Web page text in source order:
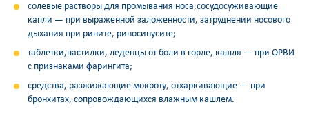
солевые растворы для промывания носа,сосудосуживающие
капли — при выраженной заложенности, затруднении носового
дыхания при рините, риносинусите;
таблетки,пастилки, леденцы от боли в горле, кашля — при ОРВИ
с признаками фарингита;
средства, разжижающие мокроту, отхаркивающие — при
бронхитах, сопровождающихся влажным кашлем.